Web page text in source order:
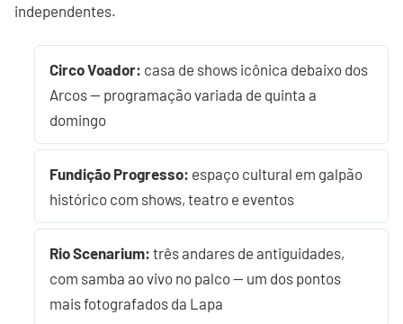
independentes.
Circo Voador: casa de shows icônica debaixo dos
Arcos — programação variada de quinta a
domingo
Fundição Progresso: espaço cultural em galpão
histórico com shows, teatro e eventos
Rio Scenarium: três andares de antiguidades,
com samba ao vivo no palco — um dos pontos
mais fotografados da Lapa